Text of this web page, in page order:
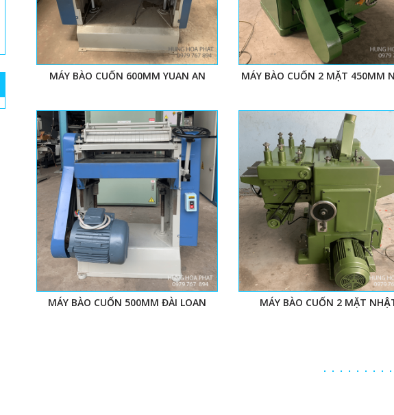
MÁY BÀO CUỐN 600MM YUAN AN MÁY BÀO CUỐN 2 MẶT 450MM
MÁY BÀO CUỐN 500MM ĐÀI LOAN MÁY BÀO CUỐN 2 MẶT
GIẤY NHÁM MÁY CHÀ NHÁM
THÙNG